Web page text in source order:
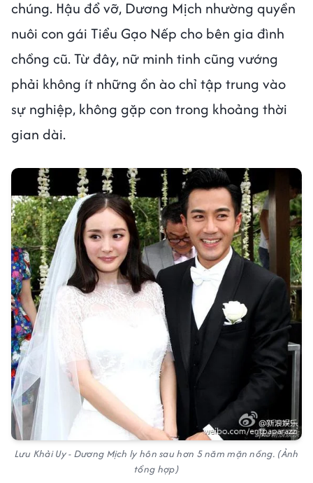
chúng. Hậu đổ vỡ, Dương Mịch nhường quyền
nuôi con gái Tiểu Gạo Nếp cho bên gia đình
chồng cũ. Từ đây, nữ minh tinh cũng vướng
phải không ít những ồn ào chỉ tập trung vào
sự nghiệp, không gặp con trong khoảng thời
gian dài.
Lưu Khải Uy - Dương Mịch ly hôn sau hơn 5 năm mặn nồng. (Ảnh
tổng hợp)